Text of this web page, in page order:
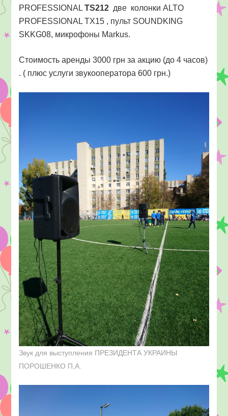
PROFESSIONALTS212 две колонки ALTO
PROFESSIONAL TX15 , пульт SOUNDKING
SKKG08, микрофоны Markus.
Стоимость аренды 3000 грн за акцию (до 4 часов)
. ( плюс услуги звукооператора 600 грн.)
Звук для выступления ПРЕЗИДЕНТА УКРАИНЫ
ПОРОШЕНКО П,А.